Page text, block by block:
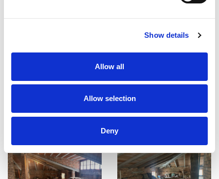
Show details
Allow all
Allow selection
Deny